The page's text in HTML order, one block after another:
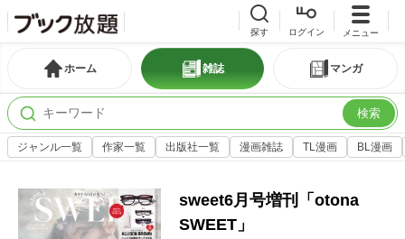
探す ログイン メニュー
ホーム 雑誌 マンガ
検索
ジャンル一覧 作家一覧 出版社一覧 漫画雑誌 TL漫画 BL漫画
sweet6月号増刊「otona
SWEET」